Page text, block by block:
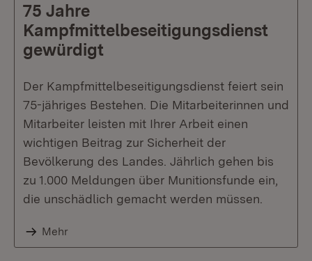
75 Jahre
Kampfmittelbeseitigungsdienst
gewürdigt
Der Kampfmittelbeseitigungsdienst feiert sein
75-jähriges Bestehen. Die Mitarbeiterinnen und
Mitarbeiter leisten mit Ihrer Arbeit einen
wichtigen Beitrag zur Sicherheit der
Bevölkerung des Landes. Jährlich gehen bis
zu 1.000 Meldungen über Munitionsfunde ein,
die unschädlich gemacht werden müssen.
Mehr